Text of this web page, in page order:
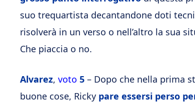
suo trequartista decantandone doti
risolverà in un verso o nell’altro la sua
Che piaccia o no.
Alvarez, voto 5 – Dopo che nella prima
buone cose, Ricky pare essersi perso